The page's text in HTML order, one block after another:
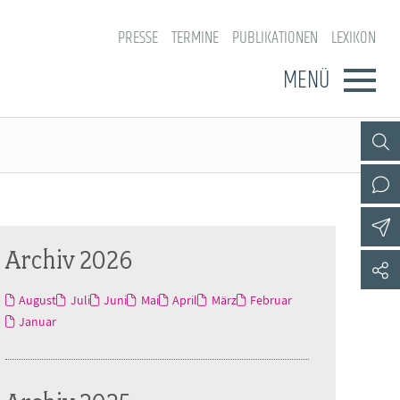
PRESSE TERMINE PUBLIKATIONEN LEXIKON
MENÜ
Archiv 2026
August Juli Juni Mai April März
Februar
Januar